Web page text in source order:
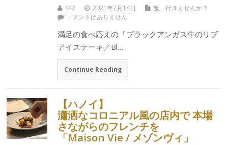
SK2 2021年7月14日
飯、行きませんか？
コメントはありません
満足の食べ応えの「ブラックアンガス牛のリブ
アイステーキ／Bl…
Continue Reading
【ハノイ】
瀟洒なコロニアル風の店内で 本場
さながらのフレンチを
「Maison Vie / メゾンヴィ」